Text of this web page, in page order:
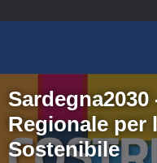
Regionale per
Sostenibile